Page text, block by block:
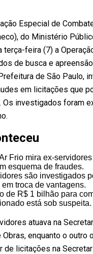
Especial de
do Ministério
terça-feira (7) a
de busca e
de São Paulo,
em licitações que
Os investigados foram
Frio mira ex-
esquema de fraudes.
são investigados
troca de vantagens.
de R$ 1 bilhão para
está sob suspeita.
atuava na
enquanto o outro
de licitações na